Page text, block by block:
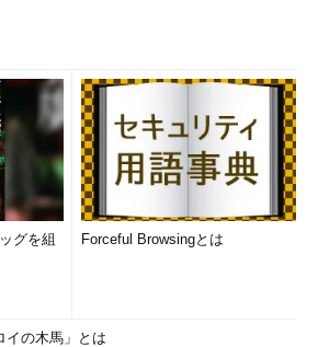
グを組
Forceful Browsingとは
イの木馬」とは